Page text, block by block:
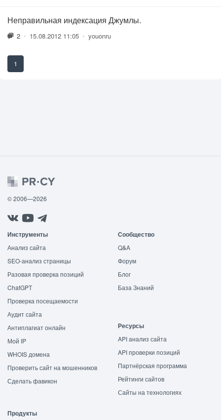
Неправильная индексация Джумлы.
2 • 15.08.2012 11:05 • youonru
1
© 2006—2026
Инструменты
Анализ сайта
SEO-анализ страницы
Разовая проверка позиций
ChatGPT
Проверка посещаемости
Аудит сайта
Антиплагиат онлайн
Мой IP
WHOIS домена
Проверить сайт на мошенников
Сделать фавикон
Сообщество
Q&A
Форум
Блог
База Знаний
Ресурсы
API анализ сайта
API проверки позиций
Партнёрская программа
Рейтинги сайтов
Сайты на технологиях
Продукты